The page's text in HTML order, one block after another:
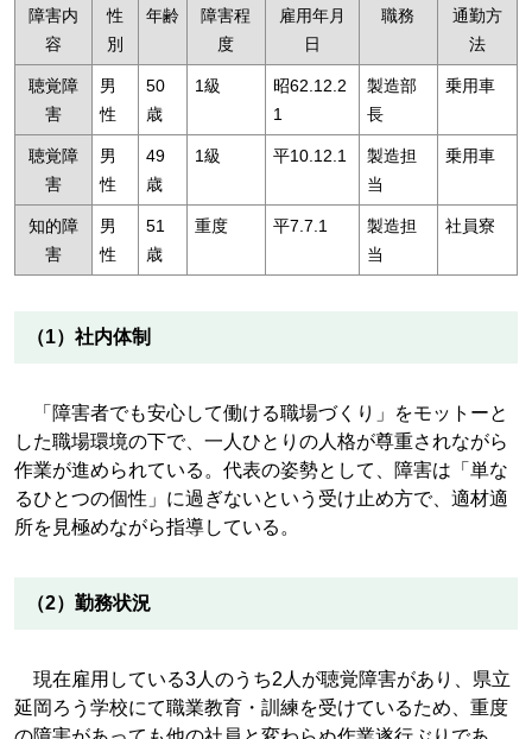
障害内
容
性
別
年齢
障害程
度
雇用年月
日
職務
通勤方
法
聴覚障
害
男
性
50
歳
1級
昭62.12.2
1
製造部
長
乗用車
聴覚障
害
男
性
49
歳
1級 平10.12.1
製造担
当
乗用車
知的障
害
男
性
51
歳
重度 平7.7.1
製造担
当
社員寮
（1）社内体制
「障害者でも安心して働ける職場づくり」をモットーと
した職場環境の下で、一人ひとりの人格が尊重されながら
作業が進められている。代表の姿勢として、障害は「単な
るひとつの個性」に過ぎないという受け止め方で、適材適
所を見極めながら指導している。
（2）勤務状況
現在雇用している3人のうち2人が聴覚障害があり、県立
延岡ろう学校にて職業教育・訓練を受けているため、重度